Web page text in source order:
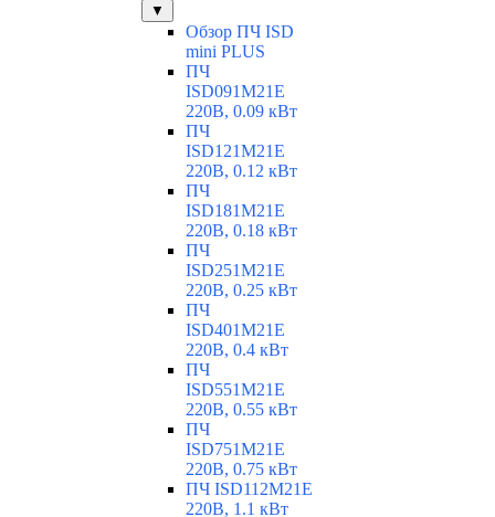
▼
Обзор ПЧ ISD
mini PLUS
ПЧ
ISD091M21E
220В, 0.09 кВт
ПЧ
ISD121M21E
220В, 0.12 кВт
ПЧ
ISD181M21E
220В, 0.18 кВт
ПЧ
ISD251M21E
220В, 0.25 кВт
ПЧ
ISD401M21E
220В, 0.4 кВт
ПЧ
ISD551M21E
220В, 0.55 кВт
ПЧ
ISD751M21E
220В, 0.75 кВт
ПЧ ISD112M21E
220В, 1.1 кВт